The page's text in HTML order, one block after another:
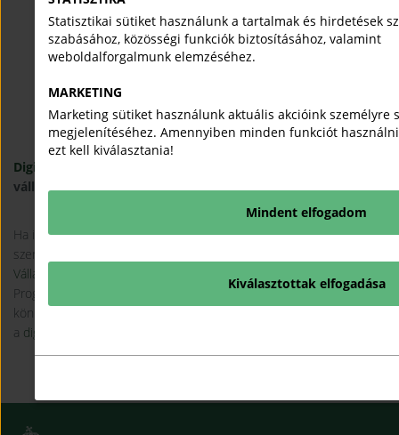
Digitális Fogalomtár
vállalkozóknak a digitális világhoz
Ha idegenül cseng adomain, acloud, vagy aSEO, esetleg többet
szeretne tudni arról, hogy mire jó a
Vállalkozások Programjának
Program nyilvános és díjmentes mini-enciklopédiáját használva
könnyeden, egyszerű leírásokon keresztül ismerkedhet meg
a digitálizáció
Statisztikai sütiket használunk a tartalmak és hirdetések
szabásához, közösségi funkciók biztosításához, valamint
weboldalforgalmunk elemzéséhez.
MARKETING
Marketing sütiket használunk aktuális akcióink személyre
megjelenítéséhez. Amennyiben minden funkciót
ezt kell kiválasztania!
Mindent elfogadom
Kiválasztottak elfogadása